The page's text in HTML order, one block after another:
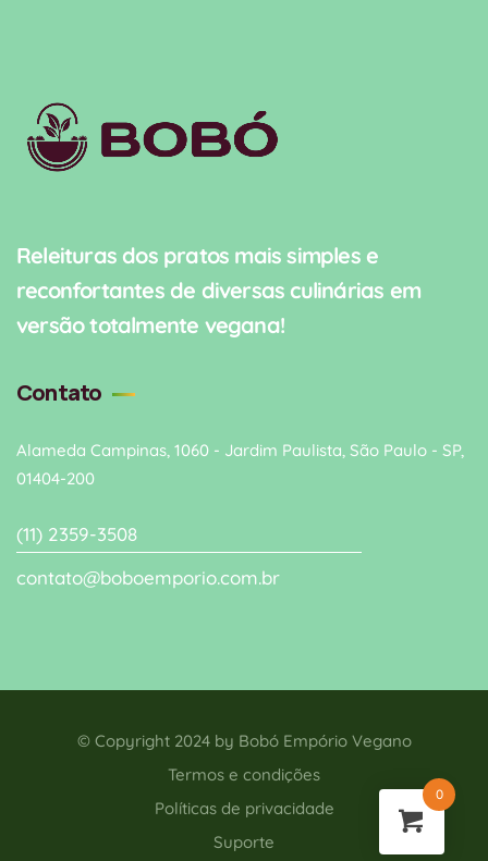
Releituras dos pratos mais simples e
reconfortantes de diversas culinárias em
versão totalmente vegana!
Contato
Alameda Campinas, 1060 - Jardim Paulista, São Paulo - SP,
01404-200
(11) 2359-3508
contato@boboemporio.com.br
© Copyright 2024 by Bobó Empório Vegano
Termos e condições
Políticas de privacidade
Suporte
0